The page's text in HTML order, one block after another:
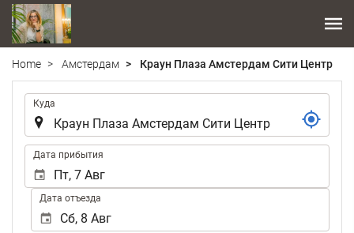
Home Амстердам Краун Плаза Амстердам Сити Центр
Куда
Дата прибытия
Дата отъезда